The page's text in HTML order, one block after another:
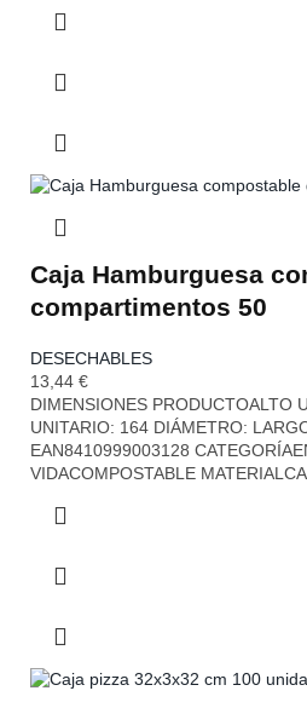
Caja Hamburguesa
compartimentos 50
DESECHABLES
13,44 €
DIMENSIONES PRODUCTOALTO
UNITARIO: 164 DIÁMETRO:
EAN8410999003128
VIDACOMPOSTABLE